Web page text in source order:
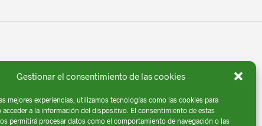
Gestionar el consentimiento de las cookies
mejores experiencias, utilizamos tecnologías como las cookies para
acceder a la información del dispositivo. El consentimiento de estas
permitirá procesar datos como el comportamiento de navegación o las
Legal| Diseño porComga